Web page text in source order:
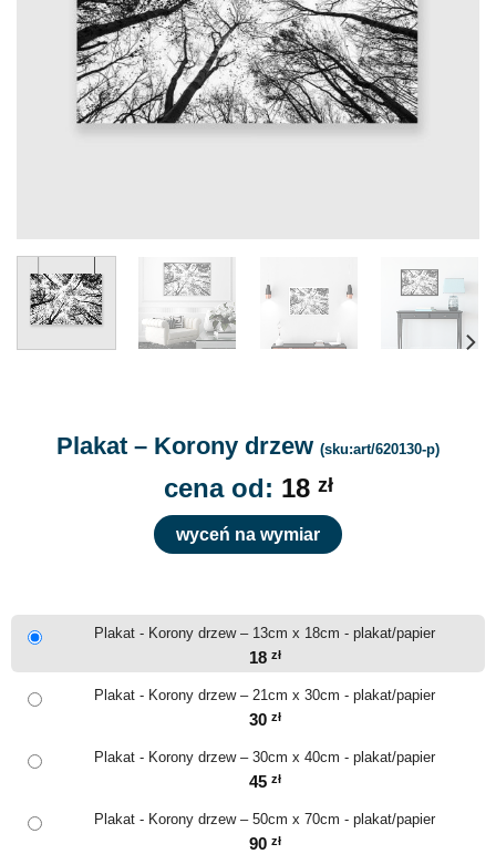
Plakat – Korony drzew (sku:art/620130-p)
cena od: 18 zł
wyceń na wymiar
Plakat - Korony drzew – 13cm x 18cm - plakat/papier
18 zł
Plakat - Korony drzew – 21cm x 30cm - plakat/papier
30 zł
Plakat - Korony drzew – 30cm x 40cm - plakat/papier
45 zł
Plakat - Korony drzew – 50cm x 70cm - plakat/papier
90 zł